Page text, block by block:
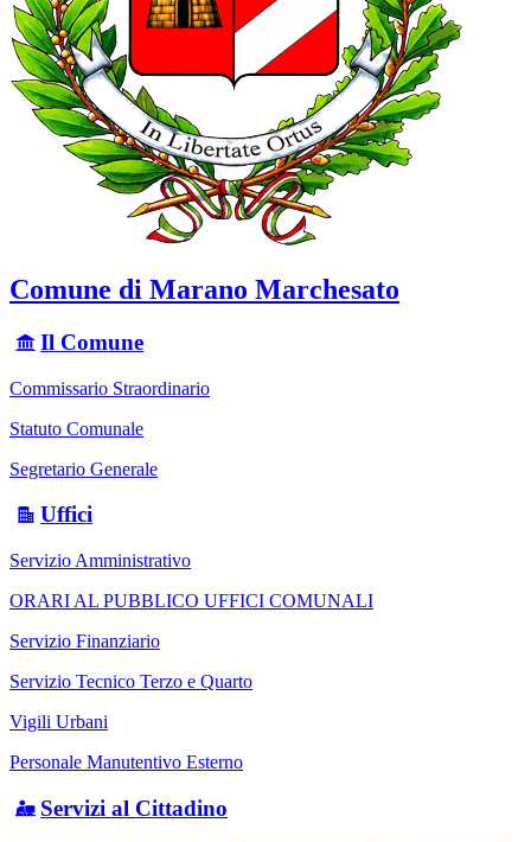
Comune di Marano Marchesato
Il Comune
Commissario Straordinario
Statuto Comunale
Segretario Generale
Uffici
Servizio Amministrativo
ORARI AL PUBBLICO UFFICI COMUNALI
Servizio Finanziario
Servizio Tecnico Terzo e Quarto
Vigili Urbani
Personale Manutentivo Esterno
Servizi al Cittadino